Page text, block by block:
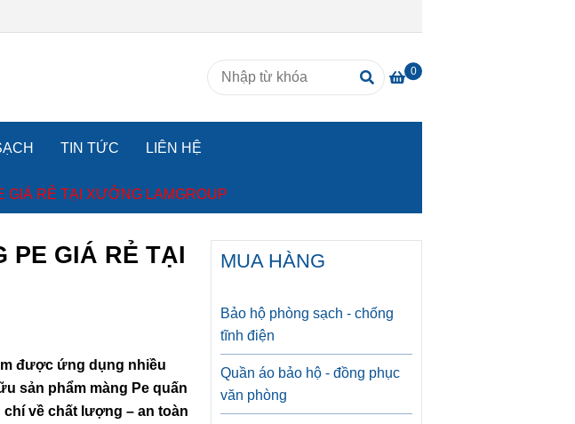
0
TIN TỨC LIÊN HỆ
GIÁ RẺ TẠI XƯỞNG LAMGROUP
PE GIÁ RẺ TẠI
được ứng dụng nhiều
sản phẩm màng Pe quấn
về chất lượng – an toàn
MUA HÀNG
Bảo hộ phòng sạch - chống
tĩnh điện
Quần áo bảo hộ - đồng phục
văn phòng